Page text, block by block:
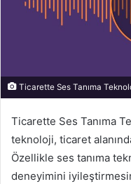
Ticarette Ses Tanıma
Ticarette Ses Tanıma
teknoloji, ticaret
Özellikle ses tanıma
deneyimini